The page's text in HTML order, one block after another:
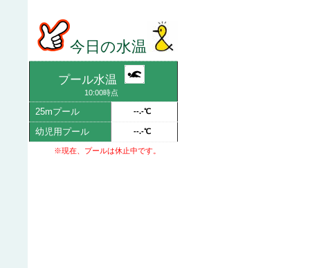
今日の水温
プール水温
10:00時点
25mプール --.-℃
幼児用プール --.-℃
※現在、プールは休止中です。